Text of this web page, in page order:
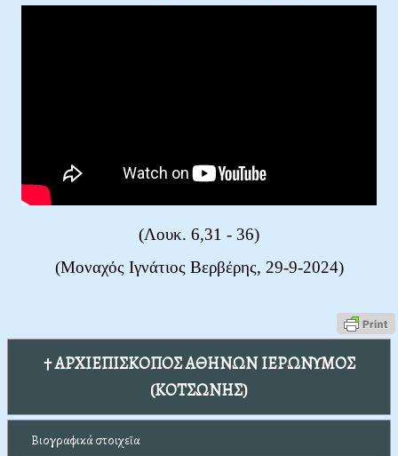
(Λουκ. 6,31 - 36)
(Μοναχός Ιγνάτιος Βερβέρης, 29-9-2024)
† ΑΡΧΙΕΠΙΣΚΟΠΟΣ ΑΘΗΝΩΝ ΙΕΡΩΝΥΜΟΣ
(ΚΟΤΣΩΝΗΣ)
Βιογραφικά στοιχεῖα